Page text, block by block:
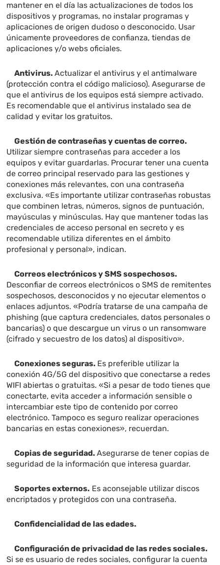
mantener en el día las actualizaciones de todos los
dispositivos y programas, no instalar programas y
aplicaciones de origen dudoso o desconocido. Usar
únicamente proveedores de confianza, tiendas de
aplicaciones y/o webs oficiales.
Antivirus.Actualizar el antivirus y el antimalware
(protección contra el código malicioso). Asegurarse de
que el antivirus de los equipos está siempre activado.
Es recomendable que el antivirus instalado sea de
calidad y evitar los gratuitos.
Gestión de contraseñas y cuentas de correo.
Utilizar siempre contraseñas para acceder a los
equipos y evitar guardarlas. Procurar tener una cuenta
de correo principal reservado para las gestiones y
conexiones más relevantes, con una contraseña
exclusiva. «Es importante utilizar contraseñas robustas
que combinen letras, números, signos de puntuación,
mayúsculas y minúsculas. Hay que mantener todas las
credenciales de acceso personal en secreto y es
recomendable utiliza diferentes en el ámbito
profesional y personal», indican.
Correos electrónicos y SMS sospechosos.
Desconfiar de correos electrónicos o SMS de remitentes
sospechosos, desconocidos y no ejecutar elementos o
enlaces adjuntos. «Podría tratarse de una campaña de
phishing (que captura credenciales, datos personales o
bancarias) o que descargue un virus o un ransomware
(cifrado y secuestro de los datos) al dispositivo».
Conexiones seguras. Es preferible utilizar la
conexión 4G/5G del dispositivo que conectarse a redes
WIFI abiertas o gratuitas. «Si a pesar de todo tienes que
conectarte, evita acceder a información sensible o
intercambiar este tipo de contenido por correo
electrónico. Tampoco es seguro realizar operaciones
bancarias en estas conexiones», recuerdan.
Copias de seguridad.Asegurarse de tener copias de
seguridad de la información que interesa guardar.
Soportes externos. Es aconsejable utilizar discos
encriptados y protegidos con una contraseña.
Confidencialidad de las edades.
Configuración de privacidad de las redes sociales.
Si se es usuario de redes sociales, configurar la cuenta